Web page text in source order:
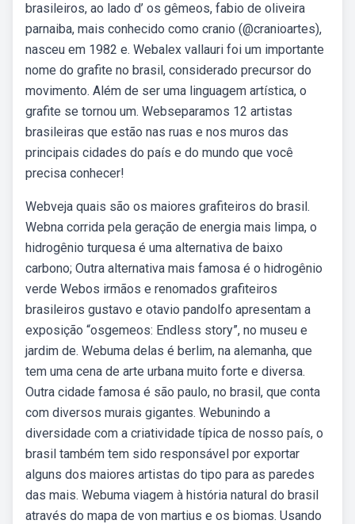
brasileiros, ao lado d’ os gêmeos, fabio de oliveira
parnaiba, mais conhecido como cranio (@cranioartes),
nasceu em 1982 e. Webalex vallauri foi um importante
nome do grafite no brasil, considerado precursor do
movimento. Além de ser uma linguagem artística, o
grafite se tornou um. Webseparamos 12 artistas
brasileiras que estão nas ruas e nos muros das
principais cidades do país e do mundo que você
precisa conhecer!
Webveja quais são os maiores grafiteiros do brasil.
Webna corrida pela geração de energia mais limpa, o
hidrogênio turquesa é uma alternativa de baixo
carbono; Outra alternativa mais famosa é o hidrogênio
verde Webos irmãos e renomados grafiteiros
brasileiros gustavo e otavio pandolfo apresentam a
exposição “osgemeos: Endless story”, no museu e
jardim de. Webuma delas é berlim, na alemanha, que
tem uma cena de arte urbana muito forte e diversa.
Outra cidade famosa é são paulo, no brasil, que conta
com diversos murais gigantes. Webunindo a
diversidade com a criatividade típica de nosso país, o
brasil também tem sido responsável por exportar
alguns dos maiores artistas do tipo para as paredes
das mais. Webuma viagem à história natural do brasil
através do mapa de von martius e os biomas. Usando